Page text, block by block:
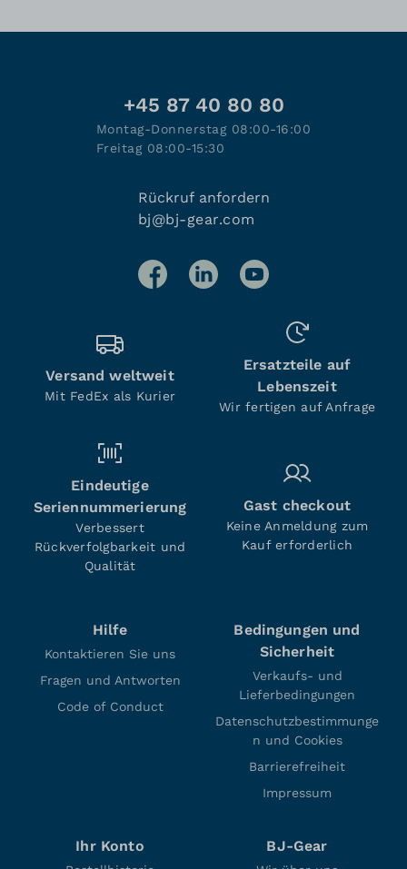
+45 87 40 80 80
Montag-Donnerstag 08:00-16:00
Freitag 08:00-15:30
Rückruf anfordern
bj@bj-gear.com
Versand weltweit
Mit FedEx als Kurier
Ersatzteile auf
Lebenszeit
Wir fertigen auf Anfrage
Eindeutige
Seriennummerierung
Verbessert
Rückverfolgbarkeit und
Qualität
Gast checkout
Keine Anmeldung zum
Kauf erforderlich
Hilfe
Kontaktieren Sie uns
Fragen und Antworten
Code of Conduct
Bedingungen und
Sicherheit
Verkaufs- und
Lieferbedingungen
Datenschutzbestimmunge
n und Cookies
Barrierefreiheit
Impressum
Ihr Konto BJ-Gear